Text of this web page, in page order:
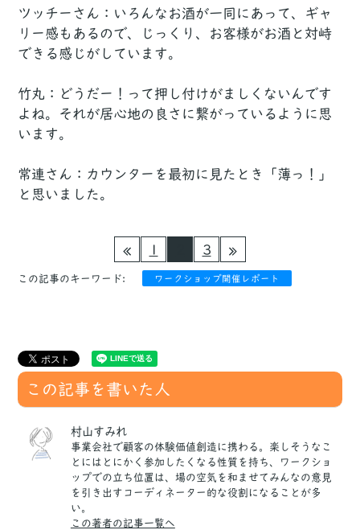
ツッチーさん：いろんなお酒が一同にあって、ギャ
リー感もあるので、じっくり、お客様がお酒と対峙
できる感じがしています。
竹丸：どうだー！って押し付けがましくないんです
よね。それが居心地の良さに繋がっているように思
います。
常連さん：カウンターを最初に見たとき「薄っ！」
と思いました。
1 3
この記事のキーワード: ワークショップ開催レポート
この記事を書いた人
村山すみれ
事業会社で顧客の体験価値創造に携わる。楽しそうなこ
とにはとにかく参加したくなる性質を持ち、ワークショ
ップでの立ち位置は、場の空気を和ませてみんなの意見
を引き出すコーディネーター的な役割になることが多
い。
この著者の記事一覧へ